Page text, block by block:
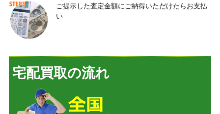
ご提示した査定金額にご納得いただけたらお支払
い
宅配買取の流れ